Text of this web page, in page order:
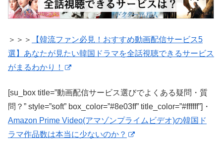
＞＞＞
【韓流ファン必見！おすすめ動画配信サービス5
選】あなたが見たい韓国ドラマを全話視聴できるサービス
がまるわかり！
[su_box title=”動画配信サービス選びでよくある疑問・質
問？” style=”soft” box_color=”#8e03ff” title_color=”#ffffff”]・
Amazon Prime Video(アマゾンプライムビデオ)の韓国ド
ラマ作品数は本当に少ないのか？